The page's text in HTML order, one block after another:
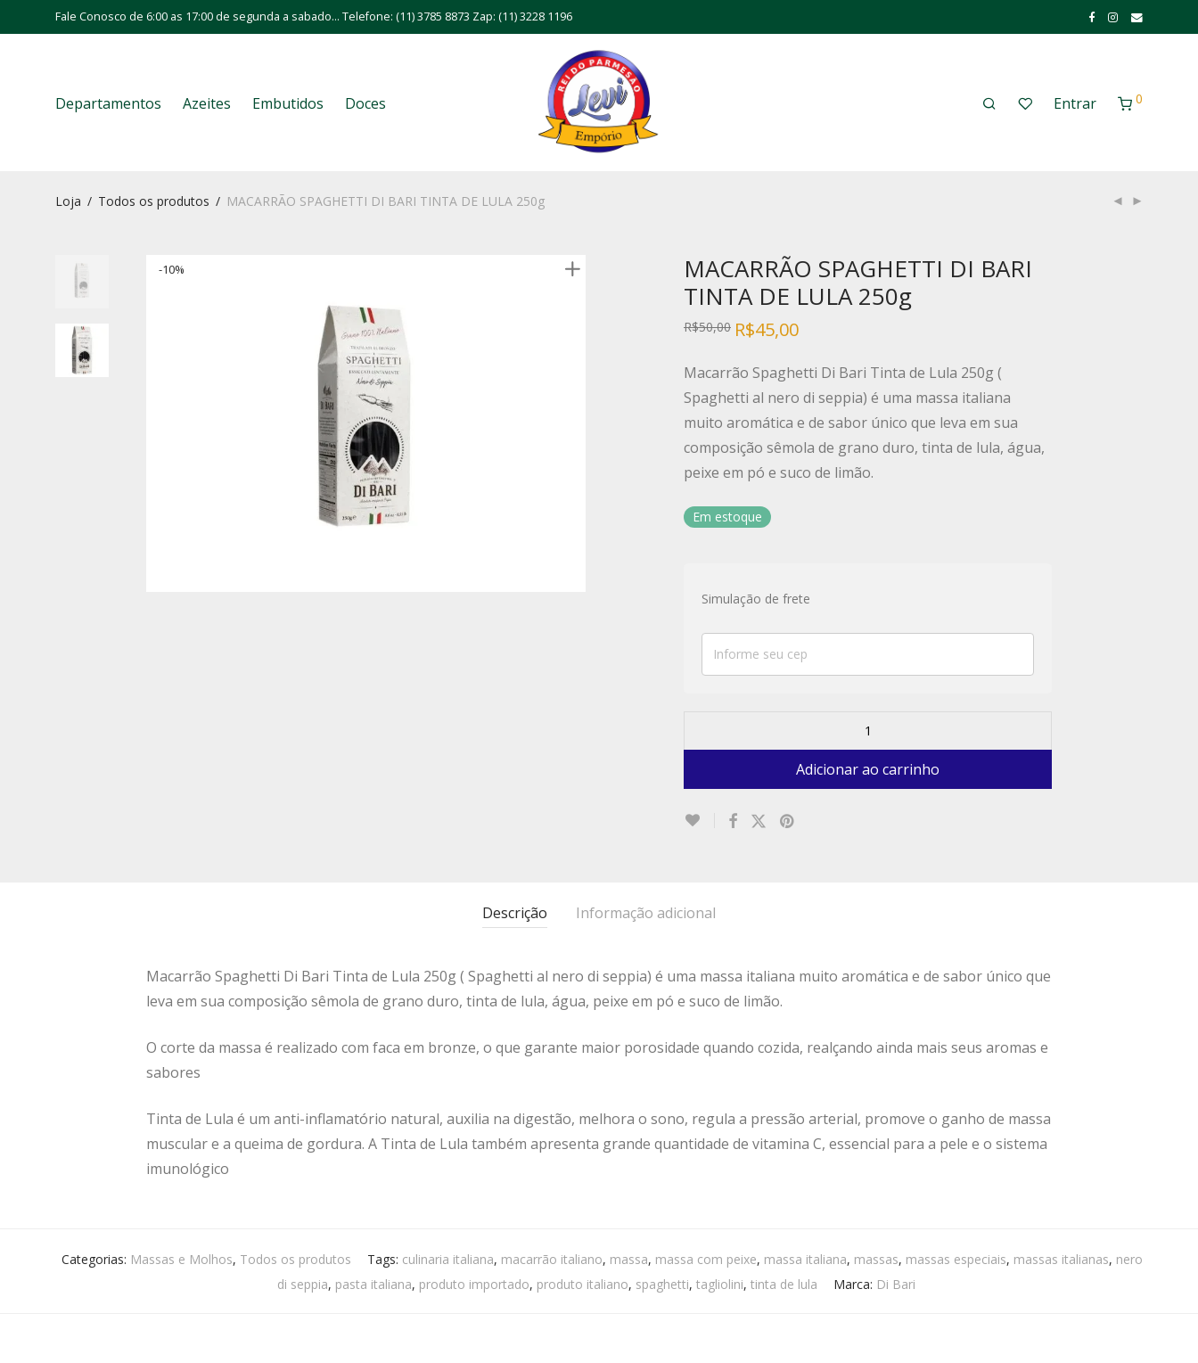
Fale Conosco de 6:00 as 17:00 de segunda a sabado... Telefone: (11) 3785 8873 Zap: (11) 3228 1196
Departamentos Azeites Embutidos Doces Entrar 0
Loja / Todos os produtos / MACARRÃO SPAGHETTI DI BARI TINTA DE LULA 250g
-10%
MACARRÃO SPAGHETTI DI BARI
TINTA DE LULA 250g
R$50,00 R$45,00
Macarrão Spaghetti Di Bari Tinta de Lula 250g (
Spaghetti al nero di seppia) é uma massa italiana
muito aromática e de sabor único que leva em sua
composição sêmola de grano duro, tinta de lula, água,
peixe em pó e suco de limão.
Em estoque
Simulação de frete
Adicionar ao carrinho
Descrição Informação adicional
Macarrão Spaghetti Di Bari Tinta de Lula 250g ( Spaghetti al nero di seppia) é uma massa italiana muito aromática e de sabor único que
leva em sua composição sêmola de grano duro, tinta de lula, água, peixe em pó e suco de limão.
O corte da massa é realizado com faca em bronze, o que garante maior porosidade quando cozida, realçando ainda mais seus aromas e
sabores
Tinta de Lula é um anti-inflamatório natural, auxilia na digestão, melhora o sono, regula a pressão arterial, promove o ganho de massa
muscular e a queima de gordura. A Tinta de Lula também apresenta grande quantidade de vitamina C, essencial para a pele e o sistema
imunológico
Categorias: Massas e Molhos, Todos os produtos Tags: culinaria italiana, macarrão italiano, massa, massa com peixe, massa italiana, massas, massas especiais, massas italianas, nero
di seppia, pasta italiana, produto importado, produto italiano, spaghetti, tagliolini, tinta de lula Marca: Di Bari